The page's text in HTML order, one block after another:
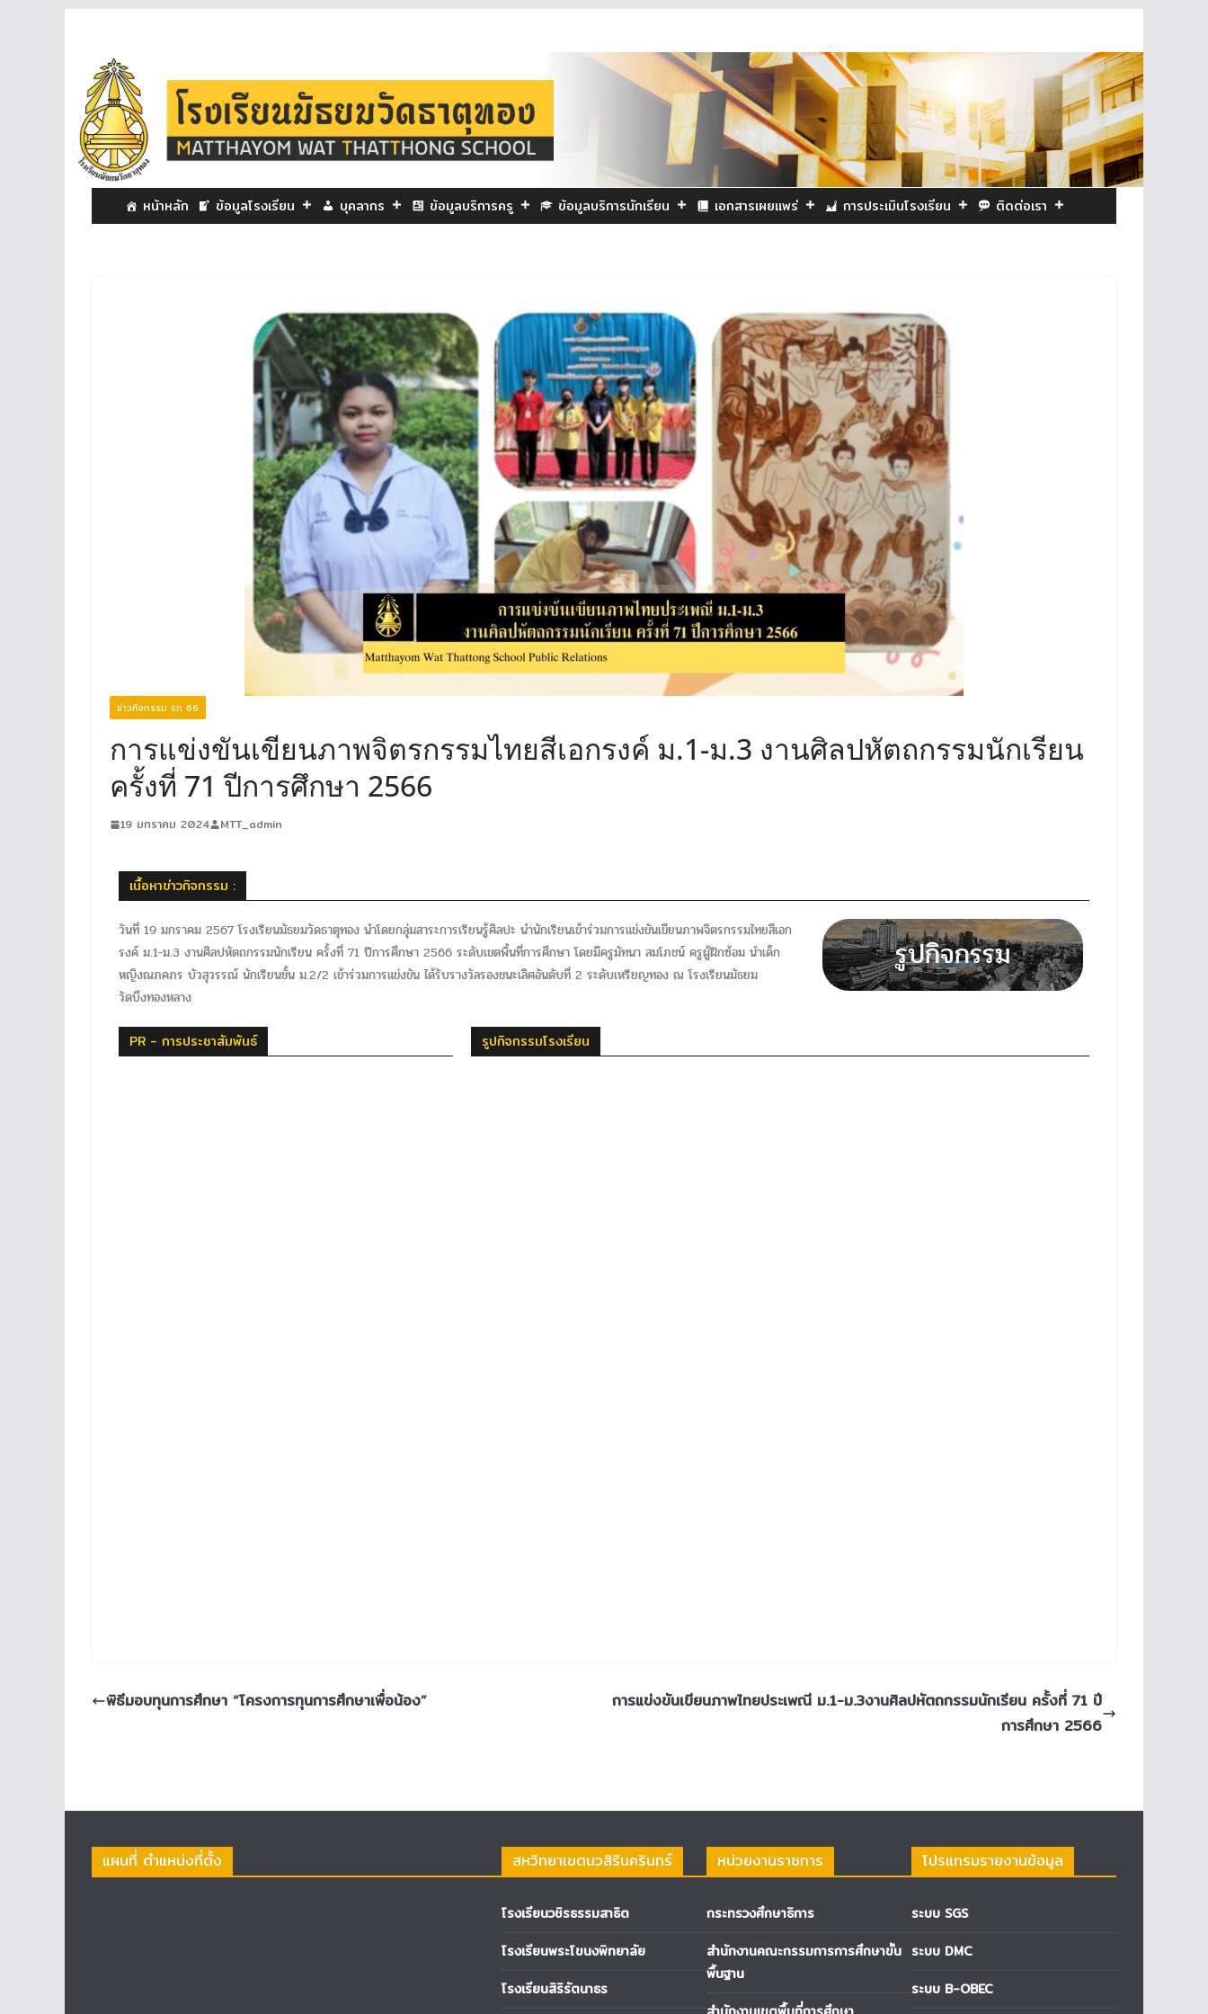
หน้าหลัก ข้อมูลโรงเรียน บุคลากร ข้อมูลบริการครู ข้อมูลบริการนักเรียน เอกสารเผยแพร่ การประเมินโรงเรียน ติดต่อเรา
ข่าวกิจกรรม ธท 66
การแข่งขันเขียนภาพจิตรกรรมไทยสีเอกรงค์ ม.1-ม.3 งานศิลปหัตถกรรมนักเรียน
ครั้งที่ 71 ปีการศึกษา 2566
19 มกราคม 2024 MTT_admin
เนื้อหาข่าวกิจกรรม :
วันที่ 19 มกราคม 2567 โรงเรียนมัธยมวัดธาตุทอง นำโดยกลุ่มสาระการเรียนรู้ศิลปะ นำนักเรียนเข้าร่วมการแข่งขันเขียนภาพจิตรกรรมไทยสีเอก
รงค์ ม.1-ม.3 งานศิลปหัตถกรรมนักเรียน ครั้งที่ 71 ปีการศึกษา 2566 ระดับเขตพื้นที่การศึกษา โดยมีครูมัทนา สมโภชน์ ครูผู้ฝึกซ้อม นำเด็ก
หญิงณภคภร บัวสุวรรณ์ นักเรียนชั้น ม.2/2 เข้าร่วมการแข่งขัน ได้รับรางวัลรองชนะเลิศอันดับที่ 2 ระดับเหรียญทอง ณ โรงเรียนมัธยม
วัดบึงทองหลาง
PR - การประชาสัมพันธ์ รูปกิจกรรมโรงเรียน
พิธีมอบทุนการศึกษา “โครงการทุนการศึกษาเพื่อน้อง”
การแข่งขันเขียนภาพไทยประเพณี ม.1-ม.3งานศิลปหัตถกรรมนักเรียน ครั้งที่ 71 ปี
การศึกษา 2566
แผนที่ ตำแหน่งที่ตั้ง สหวิทยาเขตนวสิรินครินทร์
โรงเรียนวชิรธรรมสาธิต
โรงเรียนพระโขนงพิทยาลัย
โรงเรียนสิริรัตนาธร
หน่วยงานราชการ
กระทรวงศึกษาธิการ
สำนักงานคณะกรรมการการศึกษาขั้น
พื้นฐาน
โปรแกรมรายงานข้อมูล
ระบบ SGS
ระบบ DMC
ระบบ B-OBEC